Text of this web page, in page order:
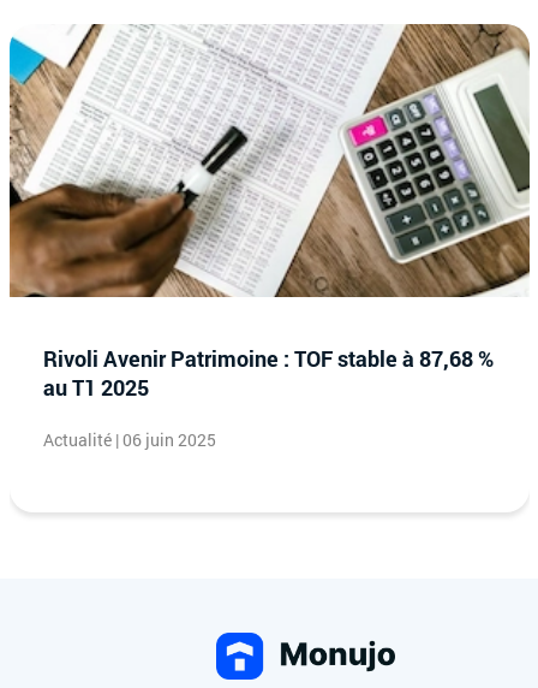
Rivoli Avenir Patrimoine : TOF stable à 87,68 %
au T1 2025
Actualité | 06 juin 2025